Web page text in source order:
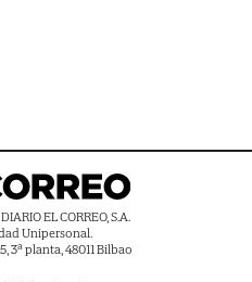
EL CORREO, S.A.
Unipersonal.
3ª planta, 48011 Bilbao